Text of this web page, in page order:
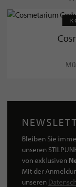
Bleiben Sie
unseren
von exklusiven
Mit der
unseren